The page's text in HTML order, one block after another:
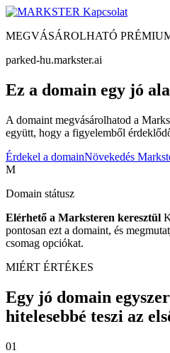
Kapcsolat
MEGVÁSÁROLHATÓ
parked-hu.markster.ai
Ez a domain egy jó
A domaint megvásárolhatod a
együtt, hogy a figyelemből
Érdekel a domainNövekedés
M
Domain státusz
Elérhető a Marksteren keresztül
pontosan ezt a domaint, és
csomag opciókat.
MIÉRT ÉRTÉKES
Egy jó domain
hitelesebbé teszi az
01